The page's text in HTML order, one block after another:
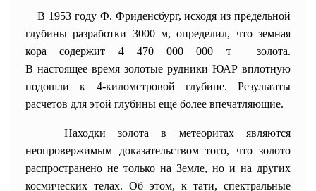
В 1953 году Ф. Фриденсбург, исходя из предельной
глубины разработки 3000 м, определил, что земная
кора содержит 4 470 000 000 т золота.
В настоящее время золотые рудники ЮАР вплотную
подошли к 4-километровой глубине. Результаты
расчетов для этой глубины еще более впечатляющие.
Находки золота в метеоритах являются
неопровержимым доказательством того, что золото
распространено не только на Земле, но и на других
космических телах. Об этом, к тати, спектральные